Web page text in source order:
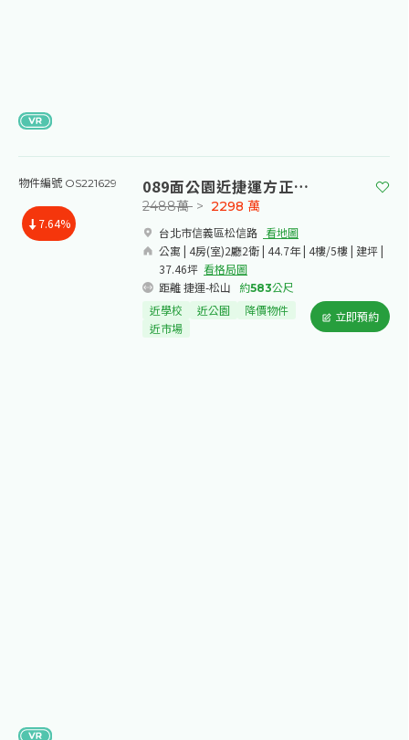
物件編號 OS221629
7.64%
089面公園近捷運方正美寓
台北市信義區松信路​ 看地圖
公寓 | 4房(室)2廳2衛 | 44.7年 | 4樓/5樓 | 建坪 |
37.46坪 看格局圖
距離 捷運-松山
約583公尺
2488萬 > 2298 萬
近學校 近公園
降價物件
近市場
立即預約